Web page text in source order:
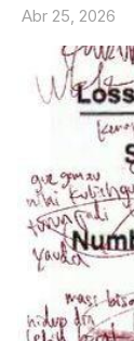
Abr 25, 2026